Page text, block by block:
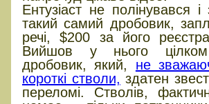
Ентузіаст не полінувався і
такий самий дробовик,
речі, $200 за його
Вийшов у нього цілком
дробовик, який, не
короткі стволи, здатен
переломі. Стволів,